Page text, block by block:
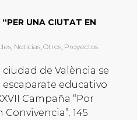
UNA CIUTAT EN
, Noticias, Otros, Proyectos
ciudad de València se
educativo
Campaña “Por
145